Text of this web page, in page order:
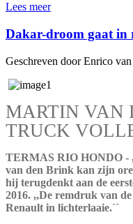
Lees meer
Dakar-droom gaat in
Geschreven door Enrico van
MARTIN VAN
TRUCK
TERMAS RIO HONDO -
van den Brink kan zijn
hij terugdenkt aan de
2016. ,,De remdruk van
Renault in lichterlaaie.´´